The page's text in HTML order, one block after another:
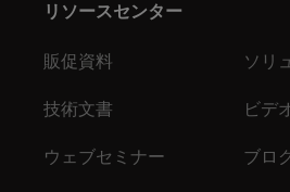
リソースセンター
販促資料 ソリ
技術文書 ビデ
ウェブセミナー ブロ